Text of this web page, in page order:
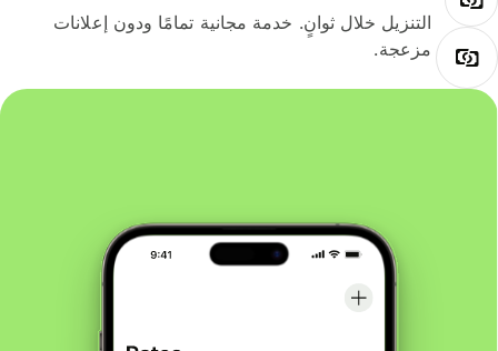
التنزيل خلال ثوانٍ. خدمة مجانية تمامًا ودون إعلانات
مزعجة.